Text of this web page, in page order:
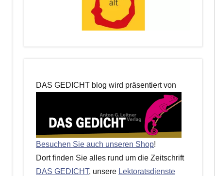
DAS GEDICHT blog wird präsentiert von
Besuchen Sie auch unseren Shop!
Dort finden Sie alles rund um die Zeitschrift
DAS GEDICHT, unsere Lektoratsdienste